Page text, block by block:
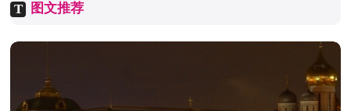
T 图文推荐